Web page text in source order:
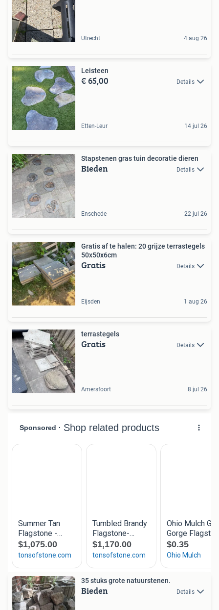
Utrecht 4 aug 26
Leisteen
€ 65,00 Details
Etten-Leur 14 jul 26
Stapstenen gras tuin decoratie dieren
Bieden Details
Enschede 22 jul 26
Gratis af te halen: 20 grijze terrastegels
50x50x6cm
Gratis Details
Eijsden 1 aug 26
terrastegels
Gratis Details
Amersfoort 8 jul 26
35 stuks grote natuurstenen.
Bieden Details